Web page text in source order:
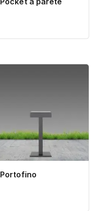
Portofino